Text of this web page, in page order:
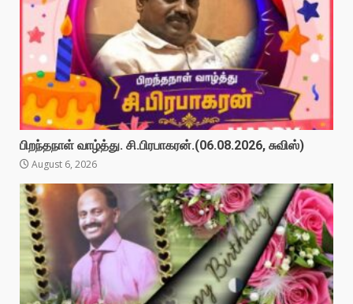
பிறந்தநாள் வாழ்த்து. சி.பிரபாகரன்.(06.08.2026, சுவிஸ்)
August 6, 2026